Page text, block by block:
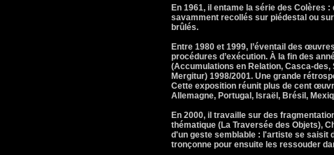
En 1961, il entame la série des Colères
savamment recollés sur piédestal ou
brûlés.
Entre 1980 et 1999, l’éventail des
procédures d’exécution. À la fin des
(Accumulations en Relation, Casca-
Mergitur) 1998/2001. Une grande
Cette exposition réunit plus de cent
Allemagne, Portugal, Israël, Brésil,
En 2000, il travaille sur des
thématique (La Traversée des Objets),
d'un geste semblable : l'artiste se saisit
tronçonne pour ensuite les ressouder